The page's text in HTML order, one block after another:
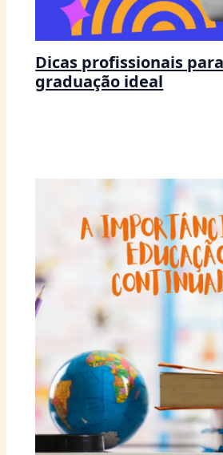
Dicas profissionais
graduação ideal